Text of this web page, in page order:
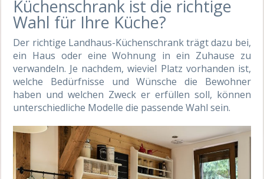
Küchenschrank ist die richtige
Wahl für Ihre Küche?
Der richtige Landhaus-Küchenschrank trägt dazu bei,
ein Haus oder eine Wohnung in ein Zuhause zu
verwandeln. Je nachdem, wieviel Platz vorhanden ist,
welche Bedürfnisse und Wünsche die Bewohner
haben und welchen Zweck er erfüllen soll, können
unterschiedliche Modelle die passende Wahl sein.